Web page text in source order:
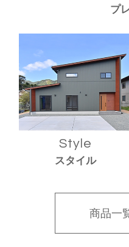
プ
Style
スタイル
商品一